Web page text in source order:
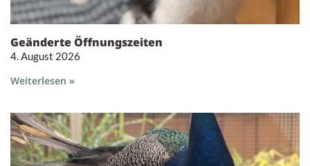
Geänderte Öffnungszeiten
4. August 2026
Weiterlesen »